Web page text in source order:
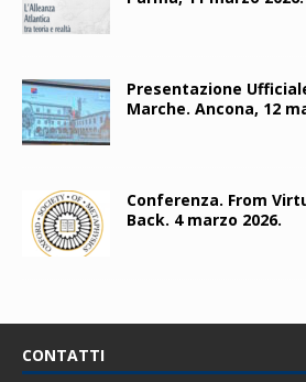
Presentazione
Marche. Ancona, 12
Conferenza. From
Back. 4 marzo 2026.
CONTATTI